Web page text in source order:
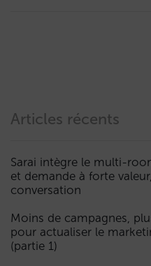
Articles récents
Sarai intègre le multi-
et demande à forte
conversation
Moins de campagnes,
pour actualiser le
(partie 1)